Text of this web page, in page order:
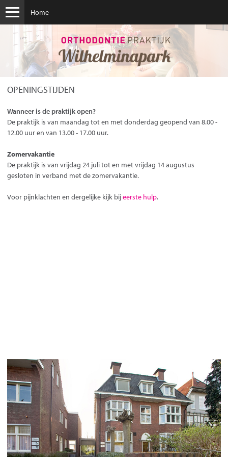
De orthodontist
Ons team
Afspraak maken
Afspraak annuleren
Eerste consult
Eerste hulp
Beugels
Home
OPENINGSTIJDEN
Wanneer is de praktijk open?
De praktijk is van maandag tot en met donderdag geopend van 8.00 -
12.00 uur en van 13.00 - 17.00 uur.
Zomervakantie
De praktijk is van vrijdag 24 juli tot en met vrijdag 14 augustus
gesloten in verband met de zomervakantie.
Voor pijnklachten en dergelijke kijk bijeerste hulp.